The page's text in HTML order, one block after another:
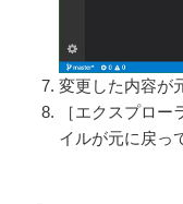
変更した内容が
［エクスプロ
イルが元に戻っ